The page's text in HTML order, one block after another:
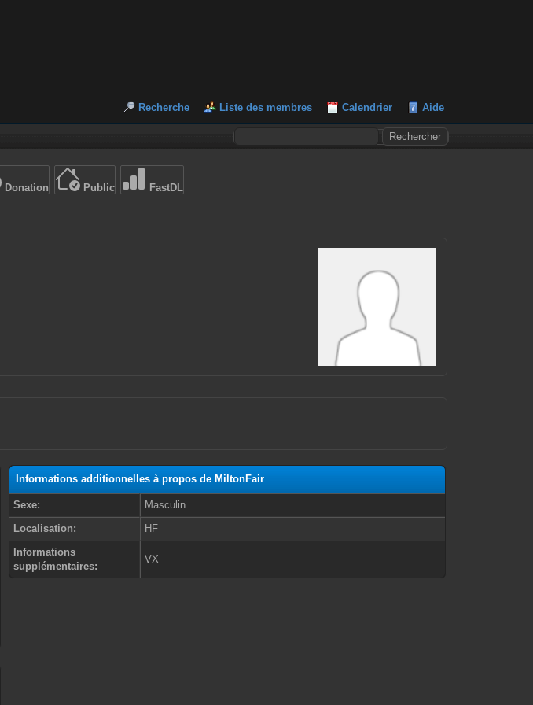
Recherche Liste des membres Calendrier Aide
Donation Public FastDL
Informations additionnelles à propos de MiltonFair
Sexe:
Masculin
Localisation:
HF
Informations
supplémentaires:
VX